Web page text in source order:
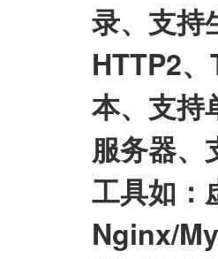
录、支持
HTTP2
本、支
服务器、
工具如：
Nginx/